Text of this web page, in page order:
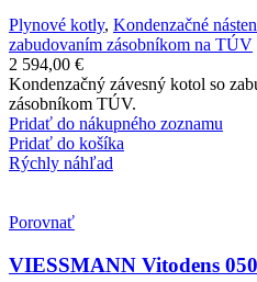
Plynové kotly, Kondenzačné
zabudovaním zásobníkom na TÚV
2 594,00 €
Kondenzačný závesný kotol so
zásobníkom TÚV.
Pridať do nákupného zoznamu
Pridať do košíka
Rýchly náhľad
Porovnať
VIESSMANN Vitodens